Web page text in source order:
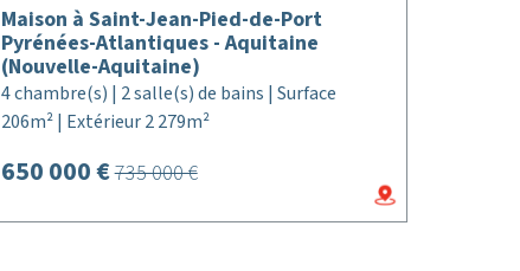
Maison à Saint-Jean-Pied-de-Port
Pyrénées-Atlantiques - Aquitaine
(Nouvelle-Aquitaine)
4 chambre(s) | 2 salle(s) de bains | Surface
206m² | Extérieur 2 279m²
650 000 €735 000 €